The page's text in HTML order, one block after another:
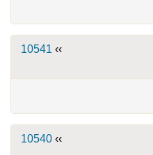
››
10541
››
10540